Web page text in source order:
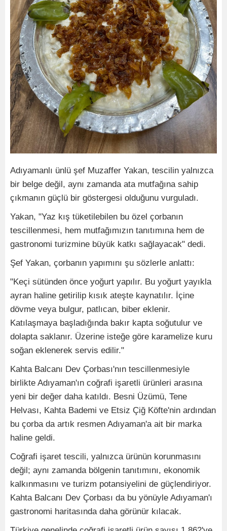
Adıyamanlı ünlü şef Muzaffer Yakan, tescilin yalnızca
bir belge değil, aynı zamanda ata mutfağına sahip
çıkmanın güçlü bir göstergesi olduğunu vurguladı.
Yakan, "Yaz kış tüketilebilen bu özel çorbanın
tescillenmesi, hem mutfağımızın tanıtımına hem de
gastronomi turizmine büyük katkı sağlayacak" dedi.
Şef Yakan, çorbanın yapımını şu sözlerle anlattı:
"Keçi sütünden önce yoğurt yapılır. Bu yoğurt yayıkla
ayran haline getirilip kısık ateşte kaynatılır. İçine
dövme veya bulgur, patlıcan, biber eklenir.
Katılaşmaya başladığında bakır kapta soğutulur ve
dolapta saklanır. Üzerine isteğe göre karamelize kuru
soğan eklenerek servis edilir."
Kahta Balcanı Dev Çorbası'nın tescillenmesiyle
birlikte Adıyaman'ın coğrafi işaretli ürünleri arasına
yeni bir değer daha katıldı. Besni Üzümü, Tene
Helvası, Kahta Bademi ve Etsiz Çiğ Köfte'nin ardından
bu çorba da artık resmen Adıyaman'a ait bir marka
haline geldi.
Coğrafi işaret tescili, yalnızca ürünün korunmasını
değil; aynı zamanda bölgenin tanıtımını, ekonomik
kalkınmasını ve turizm potansiyelini de güçlendiriyor.
Kahta Balcanı Dev Çorbası da bu yönüyle Adıyaman'ı
gastronomi haritasında daha görünür kılacak.